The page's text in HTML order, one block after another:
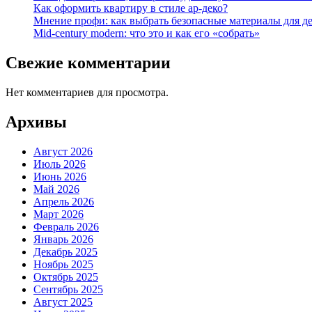
Как оформить квартиру в стиле ар-деко?
Мнение профи: как выбрать безопасные материалы для
Mid-century modern: что это и как его «собрать»
Свежие комментарии
Нет комментариев для просмотра.
Архивы
Август 2026
Июль 2026
Июнь 2026
Май 2026
Апрель 2026
Март 2026
Февраль 2026
Январь 2026
Декабрь 2025
Ноябрь 2025
Октябрь 2025
Сентябрь 2025
Август 2025